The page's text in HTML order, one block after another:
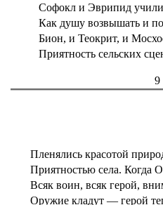
Софокл и Эврипид учили
Как душу возвышать и
Бион, и Теокрит, и
Приятность сельских
9
Пленялись красотой
Приятностью села. Когда
Всяк воин, всяк герой,
Оружие кладут — герой